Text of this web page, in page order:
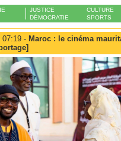
JUSTICE
DÉMOCRATIE
CULTURE
SPORTS
07:19 - Maroc : le cinéma